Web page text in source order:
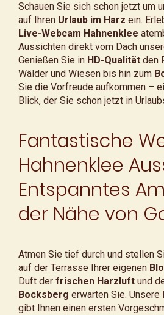
Schauen Sie sich schon jetzt um
auf Ihren Urlaub im Harz ein.
Live-Webcam Hahnenklee
Aussichten direkt vom Dach
Genießen Sie in HD-Qualität den
Wälder und Wiesen bis hin zum
Sie die Vorfreude aufkommen –
Blick, der Sie schon jetzt in
Fantastische
Hahnenklee
Entspanntes
der Nähe von
Atmen Sie tief durch und stellen
auf der Terrasse Ihrer eigenen
Duft der frischen Harzluft und
Bocksberg erwarten Sie. Unsere
gibt Ihnen einen ersten